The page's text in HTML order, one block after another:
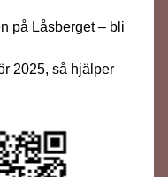
på Låsberget – bli
2025, så hjälper